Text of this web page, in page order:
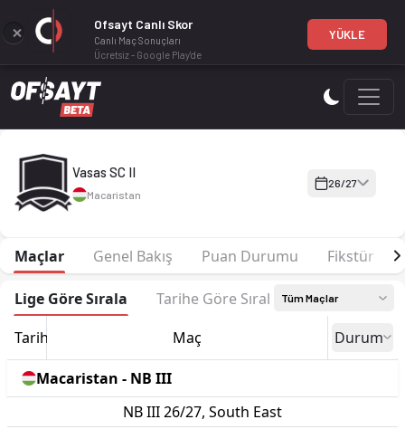
Vasas SC II 26-27 sezonu | NB III NB III 26/27, South
Vasas SC II
Macaristan
26/27
Maçlar Genel Bakış Puan Durumu Fikstür
Lige Göre Sırala Tarihe Göre Sırala Tüm Maçlar
Tarih Maç Durum
Macaristan - NB III
NB III 26/27, South East
Ofsayt Canlı Skor
Canlı Maç Sonuçları
Ücretsiz - Google Play'de
YÜKLE